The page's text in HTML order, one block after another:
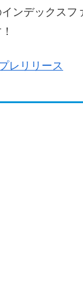
ンデックスフ
レリリース